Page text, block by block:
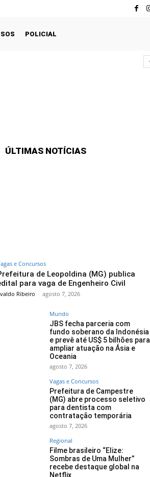
POLICIAL
ÚLTIMAS NOTÍCIAS
e Concursos
de Leopoldina (MG) publica
para vaga de Engenheiro Civil
Ribeiro - agosto 7, 2026
Mundo
JBS fecha parceria com
fundo soberano da Indonésia
e prevê até US$ 5 bilhões para
ampliar atuação na Ásia e
Oceania
agosto 7, 2026
Vagas e Concursos
Prefeitura de Campestre
(MG) abre processo seletivo
para dentista com
contratação temporária
agosto 7, 2026
Regional
Filme brasileiro “Elize:
Sombras de Uma Mulher”
recebe destaque global na
Netflix